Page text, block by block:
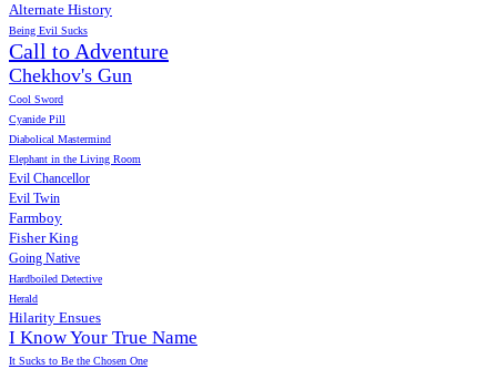
Alternate History
Being Evil Sucks
Call to Adventure
Chekhov's Gun
Cool Sword
Cyanide Pill
Diabolical Mastermind
Elephant in the Living Room
Evil Chancellor
Evil Twin
Farmboy
Fisher King
Going Native
Hardboiled Detective
Herald
Hilarity Ensues
I Know Your True Name
It Sucks to Be the Chosen One